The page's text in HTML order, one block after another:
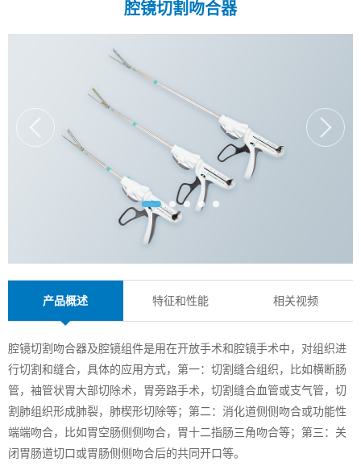
腔镜切割吻合器
产品概述 特征和性能 相关视频
腔镜切割吻合器及腔镜组件是用在开放手术和腔镜手术中，对组织进
行切割和缝合，具体的应用方式，第一：切割缝合组织，比如横断肠
管，袖管状胃大部切除术，胃旁路手术，切割缝合血管或支气管，切
割肺组织形成肺裂，肺楔形切除等；第二：消化道侧侧吻合或功能性
端端吻合，比如胃空肠侧侧吻合，胃十二指肠三角吻合等；第三：关
闭胃肠道切口或胃肠侧侧吻合后的共同开口等。